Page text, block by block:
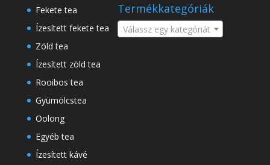
Fekete tea
Ízesített fekete tea
Zöld tea
Ízesített zöld tea
Rooibos tea
Gyümölcstea
Oolong
Egyéb tea
Ízesített kávé
Termékkategóriák
Válassz egy kategóriát